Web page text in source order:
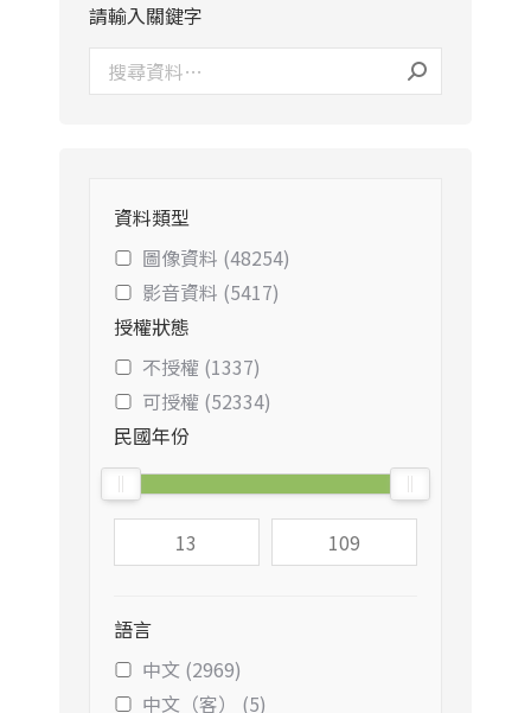
請輸入關鍵字
資料類型
圖像資料 (48254)
影音資料 (5417)
授權狀態
不授權 (1337)
可授權 (52334)
民國年份
語言
中文 (2969)
中文（客） (5)